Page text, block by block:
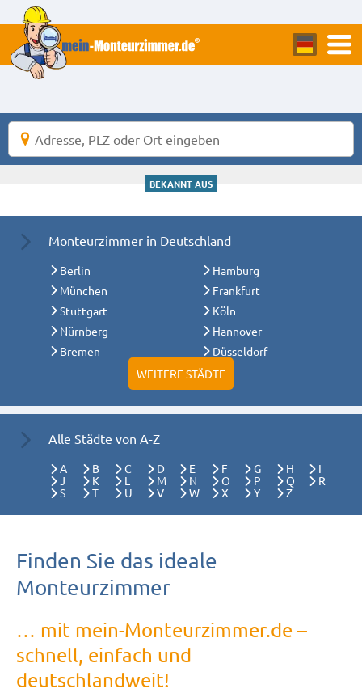
BEKANNT AUS
Monteurzimmer in Deutschland
Berlin
Hamburg
München
Frankfurt
Stuttgart
Köln
Nürnberg
Hannover
Bremen
Düsseldorf
WEITERE STÄDTE
Alle Städte von A-Z
A B C D E F G H
I
J
K L M N O P Q
R
S
T U V W X Y Z
Finden Sie das ideale
Monteurzimmer
… mit mein-Monteurzimmer.de –
schnell, einfach und
deutschlandweit!